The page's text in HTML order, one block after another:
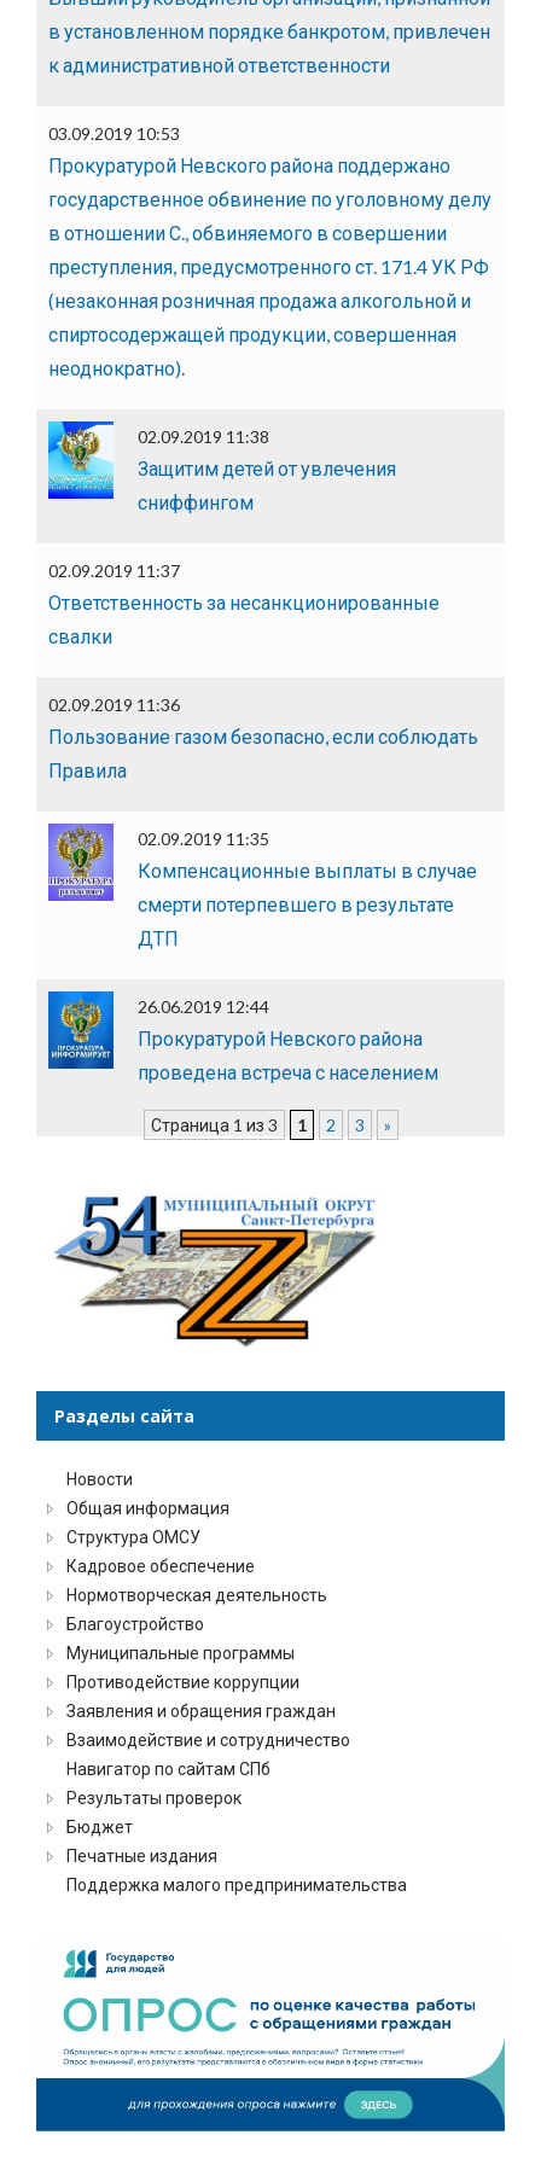
в установленном порядке банкротом, привлечен
к административной ответственности
03.09.2019 10:53
Прокуратурой Невского района поддержано
государственное обвинение по уголовному делу
в отношении С., обвиняемого в совершении
преступления, предусмотренного ст. 171.4 УК РФ
(незаконная розничная продажа алкогольной и
спиртосодержащей продукции, совершенная
неоднократно).
02.09.2019 11:38
Защитим детей от увлечения
сниффингом
02.09.2019 11:37
Ответственность за несанкционированные
свалки
02.09.2019 11:36
Пользование газом безопасно, если соблюдать
Правила
02.09.2019 11:35
Компенсационные выплаты в случае
смерти потерпевшего в результате
ДТП
26.06.2019 12:44
Прокуратурой Невского района
проведена встреча с населением
Страница 1 из 3 1 2 3 »
Разделы сайта
Новости
Общая информация
Структура ОМСУ
Кадровое обеспечение
Нормотворческая деятельность
Благоустройство
Муниципальные программы
Противодействие коррупции
Заявления и обращения граждан
Взаимодействие и сотрудничество
Навигатор по сайтам СПб
Результаты проверок
Бюджет
Печатные издания
Поддержка малого предпринимательства